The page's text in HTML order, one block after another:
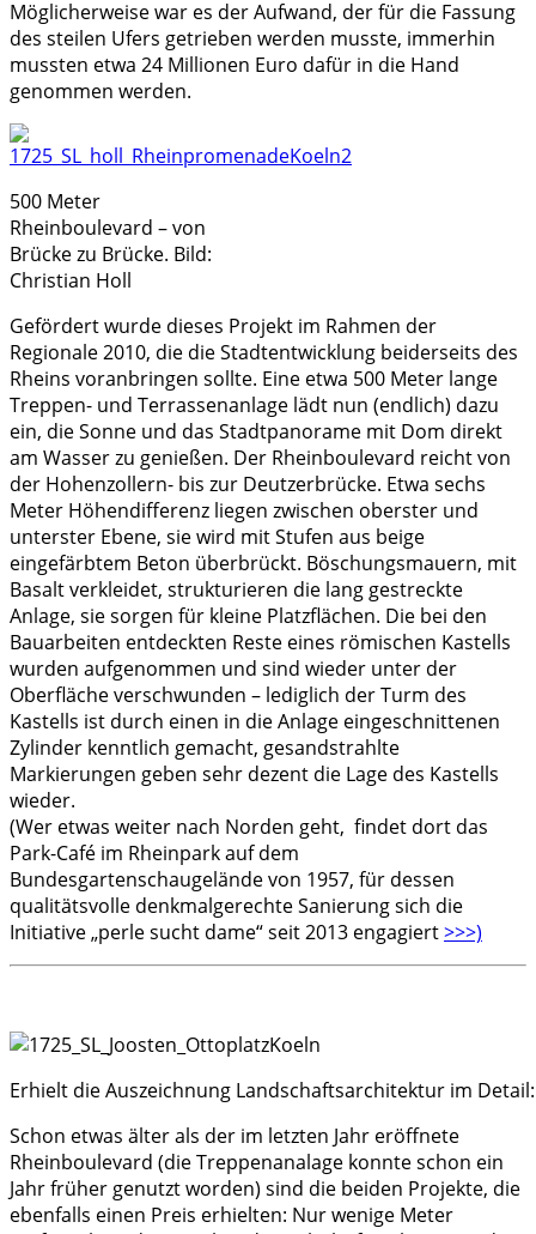
Möglicherweise war es der Aufwand, der für die Fassung
des steilen Ufers getrieben werden musste, immerhin
mussten etwa 24 Millionen Euro dafür in die Hand
genommen werden.
500 Meter
Rheinboulevard – von
Brücke zu Brücke. Bild:
Christian Holl
Gefördert wurde dieses Projekt im Rahmen der
Regionale 2010, die die Stadtentwicklung beiderseits des
Rheins voranbringen sollte. Eine etwa 500 Meter lange
Treppen- und Terrassenanlage lädt nun (endlich) dazu
ein, die Sonne und das Stadtpanorame mit Dom direkt
am Wasser zu genießen. Der Rheinboulevard reicht von
der Hohenzollern- bis zur Deutzerbrücke. Etwa sechs
Meter Höhendifferenz liegen zwischen oberster und
unterster Ebene, sie wird mit Stufen aus beige
eingefärbtem Beton überbrückt. Böschungsmauern, mit
Basalt verkleidet, strukturieren die lang gestreckte
Anlage, sie sorgen für kleine Platzflächen. Die bei den
Bauarbeiten entdeckten Reste eines römischen Kastells
wurden aufgenommen und sind wieder unter der
Oberfläche verschwunden – lediglich der Turm des
Kastells ist durch einen in die Anlage eingeschnittenen
Zylinder kenntlich gemacht, gesandstrahlte
Markierungen geben sehr dezent die Lage des Kastells
wieder.
(Wer etwas weiter nach Norden geht, findet dort das
Park-Café im Rheinpark auf dem
Bundesgartenschaugelände von 1957, für dessen
qualitätsvolle denkmalgerechte Sanierung sich die
Initiative „perle sucht dame“ seit 2013 engagiert>>>)
Erhielt die Auszeichnung Landschaftsarchitektur im
Schon etwas älter als der im letzten Jahr eröffnete
Rheinboulevard (die Treppenanalage konnte schon ein
Jahr früher genutzt worden) sind die beiden Projekte, die
ebenfalls einen Preis erhielten: Nur wenige Meter